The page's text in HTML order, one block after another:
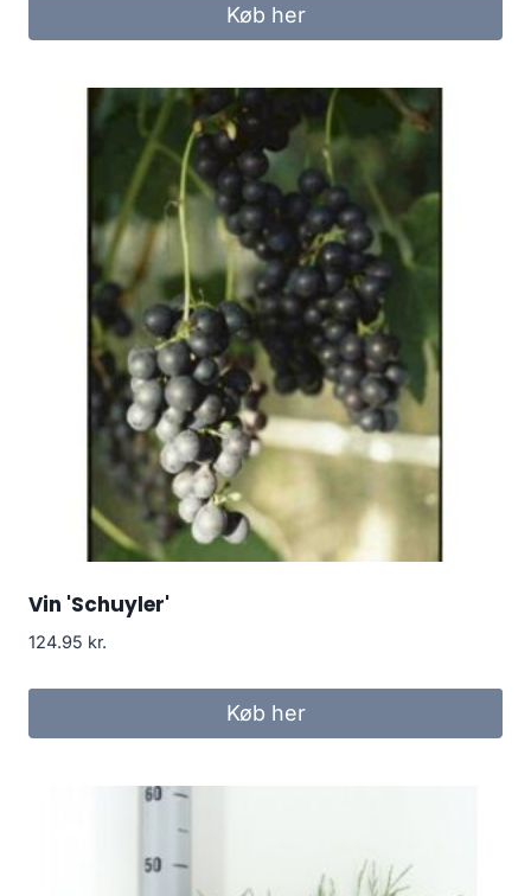
Køb her
Vin 'Schuyler'
124.95 kr.
Køb her